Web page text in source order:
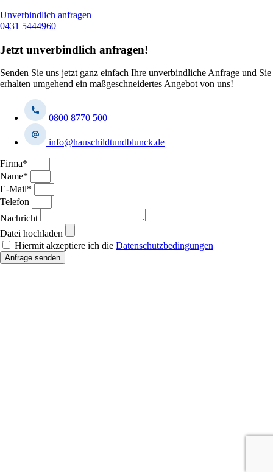
Unverbindlich anfragen
0431 5444960
Jetzt unverbindlich anfragen!
Senden Sie uns jetzt ganz einfach Ihre unverbindliche Anfrage und Sie
erhalten umgehend ein maßgeschneidertes Angebot von uns!
0800 8770 500
info@hauschildtundblunck.de
Firma*
Name*
E-Mail*
Telefon
Nachricht
Datei hochladen
Hiermit akzeptiere ich die Datenschutzbedingungen
Anfrage senden